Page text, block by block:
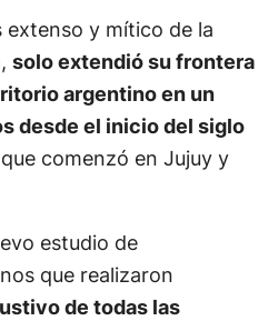
extenso y mítico de la
solo extendió su frontera
argentino en un
desde el inicio del siglo
comenzó en Jujuy y
estudio de
que realizaron
de todas las